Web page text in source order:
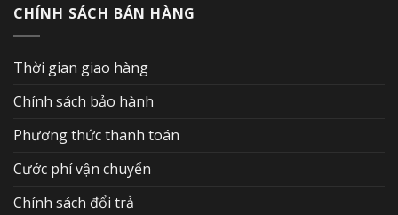
CHÍNH SÁCH BÁN HÀNG
Thời gian giao hàng
Chính sách bảo hành
Phương thức thanh toán
Cước phí vận chuyển
Chính sách đổi trả